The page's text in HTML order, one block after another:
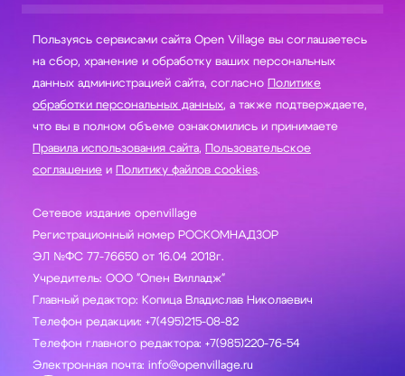
Пользуясь сервисами сайта Open Village вы соглашаетесь
на сбор, хранение и обработку ваших персональных
данных администрацией сайта, согласно Политике
обработки персональных данных, а также подтверждаете,
что вы в полном объеме ознакомились и принимаете
Правила использования сайта, Пользовательское
соглашение и Политику файлов cookies.
Сетевое издание openvillage
Регистрационный номер РОСКОМНАДЗОР
ЭЛ №ФС 77-76650 от 16.04 2018г.
Учредитель: ООО "Опен Вилладж"
Главный редактор: Копица Владислав Николаевич
Телефон редакции: +7(495)215-08-82
Телефон главного редактора: +7(985)220-76-54
Электронная почта: info@openvillage.ru